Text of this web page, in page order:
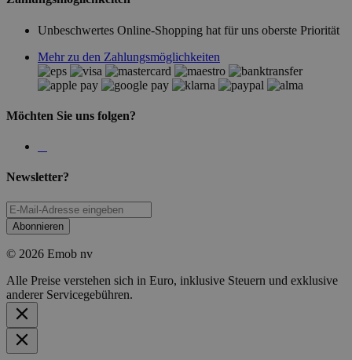
Unbeschwertes Online-Shopping hat für uns oberste Priorität
Mehr zu den Zahlungsmöglichkeiten
Möchten Sie uns folgen?
Newsletter?
Abonnieren
© 2026 Emob nv
Alle Preise verstehen sich in Euro, inklusive Steuern und exklusive
anderer Servicegebühren.